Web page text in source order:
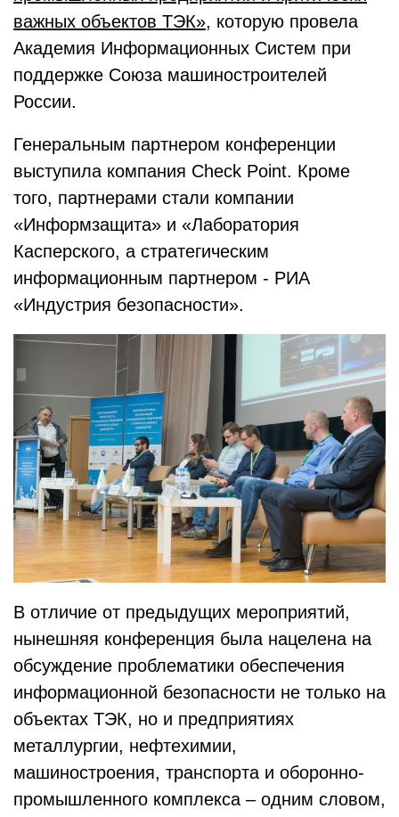
важных объектов ТЭК», которую провела
Академия Информационных Систем при
поддержке Союза машиностроителей
России.
Генеральным партнером конференции
выступила компания Check Point. Кроме
того, партнерами стали компании
«Информзащита» и «Лаборатория
Касперского, а стратегическим
информационным партнером - РИА
«Индустрия безопасности».
В отличие от предыдущих мероприятий,
нынешняя конференция была нацелена на
обсуждение проблематики обеспечения
информационной безопасности не только на
объектах ТЭК, но и предприятиях
металлургии, нефтехимии,
машиностроения, транспорта и оборонно-
промышленного комплекса – одним словом,